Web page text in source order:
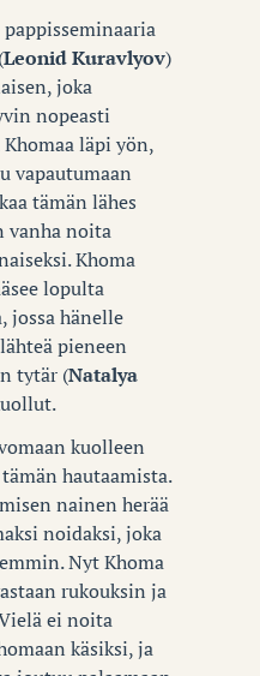
Leonid Kuravlyov)
joka
nopeasti
läpi yön,
vapautumaan
tämän lähes
vanha noita
Khoma
lopulta
jossa hänelle
pieneen
tytär (Natalya
kuolleen
hautaamista.
nainen herää
noidaksi, joka
Nyt Khoma
rukouksin ja
ei noita
käsiksi, ja